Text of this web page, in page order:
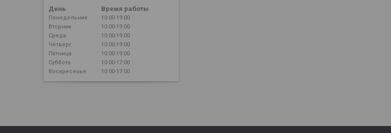
День
Время работы
Понедельник
10:00-19:00
Вторник
10:00-19:00
Среда
10:00-19:00
Четверг
10:00-19:00
Пятница
10:00-19:00
Суббота
10:00-17:00
Воскресенье
10:00-17:00